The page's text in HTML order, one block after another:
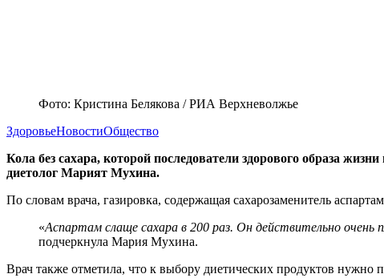
Фото: Кристина Белякова / РИА Верхневолжье
ЗдоровьеНовостиОбщество
Кола без сахара, которой последователи здорового образа
диетолог Марият Мухина.
По словам врача, газировка, содержащая сахарозаменитель
«Аспартам слаще сахара в 200 раз. Он действительно очень
подчеркнула Мария Мухина.
Врач также отметила, что к выбору диетических продуктов нужно